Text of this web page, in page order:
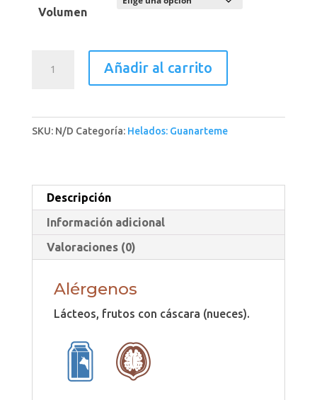
Volumen
Búlgaro
*
Añadir al carrito
SKU: N/D Categoría: Helados: Guanarteme
Descripción
Información adicional
Valoraciones (0)
Alérgenos
Lácteos, frutos con cáscara (nueces).